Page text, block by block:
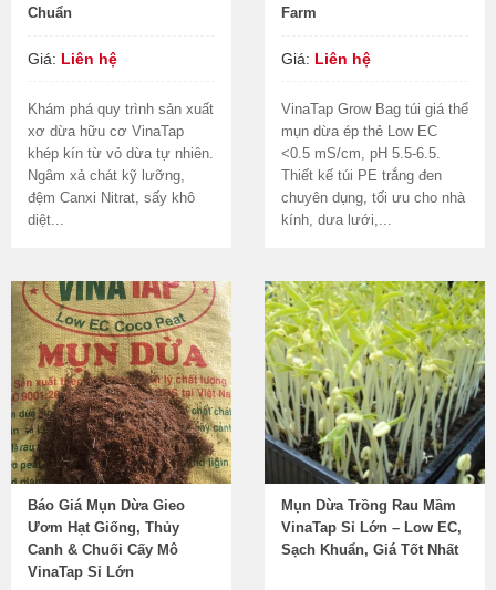
Chuẩn
Giá: Liên hệ
Khám phá quy trình sản xuất
xơ dừa hữu cơ VinaTap
khép kín từ vỏ dừa tự nhiên.
Ngâm xả chát kỹ lưỡng,
đệm Canxi Nitrat, sấy khô
diệt...
Farm
Giá: Liên hệ
VinaTap Grow Bag túi giá thể
mụn dừa ép thẻ Low EC
<0.5 mS/cm, pH 5.5-6.5.
Thiết kế túi PE trắng đen
chuyên dụng, tối ưu cho nhà
kính, dưa lưới,...
Báo Giá Mụn Dừa Gieo
Ươm Hạt Giống, Thủy
Canh & Chuối Cấy Mô
VinaTap Sỉ Lớn
Mụn Dừa Trồng Rau Mầm
VinaTap Sỉ Lớn – Low EC,
Sạch Khuẩn, Giá Tốt Nhất